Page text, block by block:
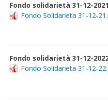
Fondo solidarietà 31-12-2021
Fondo Solidarieta 31-12-
Fondo solidarietà 31-12-
Fondo Solidarieta 31-12-